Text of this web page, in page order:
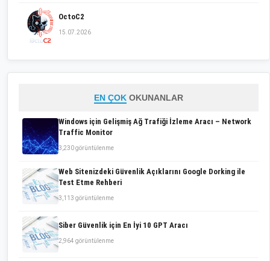
OctoC2
15.07.2026
EN ÇOK OKUNANLAR
Windows için Gelişmiş Ağ Trafiği İzleme Aracı – Network
Traffic Monitor
3,230 görüntülenme
Web Sitenizdeki Güvenlik Açıklarını Google Dorking ile
Test Etme Rehberi
3,113 görüntülenme
Siber Güvenlik için En İyi 10 GPT Aracı
2,964 görüntülenme